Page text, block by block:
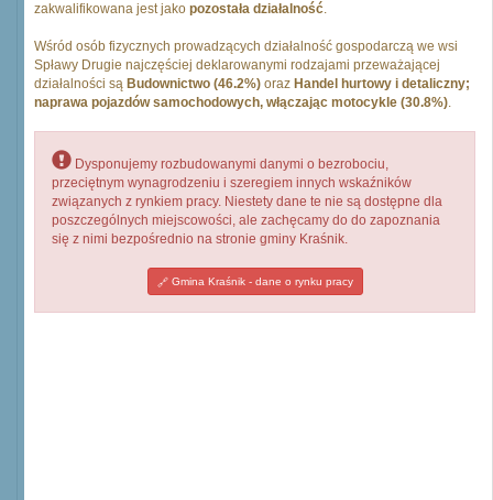
zakwalifikowana jest jako pozostała działalność.
Wśród osób fizycznych prowadzących działalność gospodarczą we wsi
Spławy Drugie najczęściej deklarowanymi rodzajami przeważającej
działalności są Budownictwo (46.2%) oraz Handel hurtowy i detaliczny;
naprawa pojazdów samochodowych, włączając motocykle (30.8%).
Dysponujemy rozbudowanymi danymi o bezrobociu,
przeciętnym wynagrodzeniu i szeregiem innych wskaźników
związanych z rynkiem pracy. Niestety dane te nie są dostępne dla
poszczególnych miejscowości, ale zachęcamy do do zapoznania
się z nimi bezpośrednio na stronie gminy Kraśnik.
Gmina Kraśnik - dane o rynku pracy